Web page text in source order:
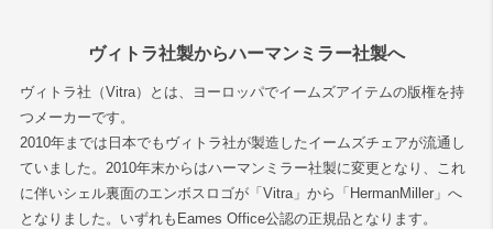
ヴィトラ社製からハーマンミラー社製へ
ヴィトラ社（Vitra）とは、ヨーロッパでイームズアイテムの版権を持
つメーカーです。
2010年までは日本でもヴィトラ社が製造したイームズチェアが流通し
ていました。2010年末からはハーマンミラー社製に変更となり、これ
に伴いシェル裏面のエンボスロゴが「Vitra」から「HermanMiller」へ
となりました。いずれもEames Office公認の正規品となります。